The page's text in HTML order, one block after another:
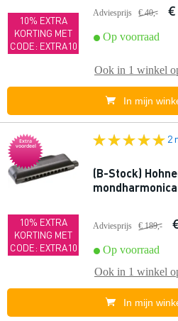
10% EXTRA
KORTING MET
CODE: EXTRA10
Adviesprijs € 40,-
Op voorraad
Ook in 1 winkel
In mijn
Extra
voordeel
10% EXTRA
KORTING MET
CODE: EXTRA10
2
(B-Stock)
mondharmonica
Adviesprijs € 189,-
Op voorraad
Ook in 1 winkel
In mijn